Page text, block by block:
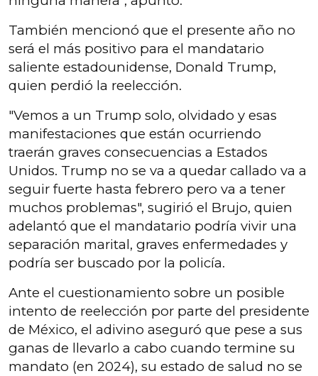
También mencionó que el presente año no
será el más positivo para el mandatario
saliente estadounidense, Donald Trump,
quien perdió la reelección.
"Vemos a un Trump solo, olvidado y esas
manifestaciones que están ocurriendo
traerán graves consecuencias a Estados
Unidos. Trump no se va a quedar callado va a
seguir fuerte hasta febrero pero va a tener
muchos problemas", sugirió el Brujo, quien
adelantó que el mandatario podría vivir una
separación marital, graves enfermedades y
podría ser buscado por la policía.
Ante el cuestionamiento sobre un posible
intento de reelección por parte del presidente
de México, el adivino aseguró que pese a sus
ganas de llevarlo a cabo cuando termine su
mandato (en 2024), su estado de salud no se